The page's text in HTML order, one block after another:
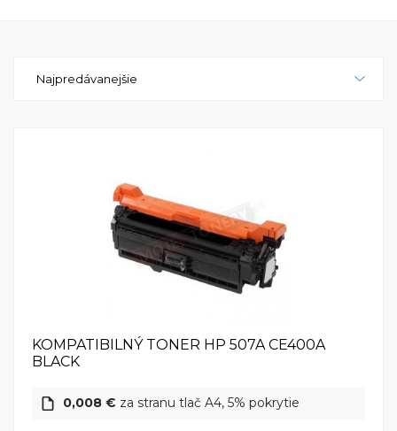
úroveň. Investujte do kvality a produktivity s HP
Najpredávanejšie
KOMPATIBILNÝ TONER HP 507A CE400A
BLACK
0,008 € za stranu tlač A4, 5% pokrytie